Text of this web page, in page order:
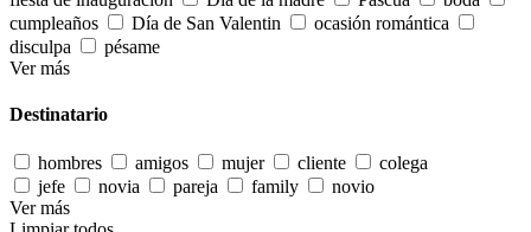
cumpleaños
Día de San Valentin
ocasión romántica
disculpa
pésame
Ver más
Destinatario
hombres amigos mujer cliente
colega
jefe
novia pareja family
novio
Ver más